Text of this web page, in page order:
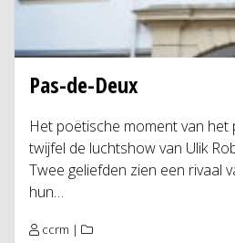
Pas-de-Deux
Het poëtische moment van
twijfel de luchtshow van Ulik
Twee geliefden zien een rivaal
hun…
ccrm |